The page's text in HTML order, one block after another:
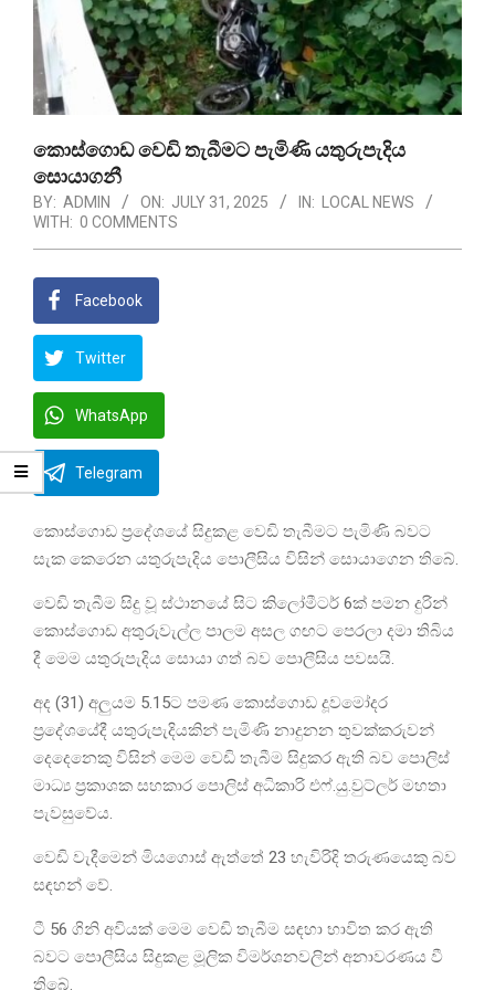
කොස්ගොඩ වෙඩි තැබීමට පැමිණි යතුරුපැදිය
සොයාගනී
BY: ADMIN ON: JULY 31, 2025 IN:
LOCAL NEWS
WITH: 0 COMMENTS
Facebook
Twitter
WhatsApp
Telegram
කොස්ගොඩ ප්‍රදේශයේ සිදුකළ වෙඩි තැබීමට පැමිණි බවට
සැක කෙරෙන යතුරුපැදිය පොලීසිය විසින් සොයාගෙන තිබේ.
වෙඩි තැබීම සිදු වූ ස්ථානයේ සිට කිලෝමීටර් 6ක් පමන දුරින්
කොස්ගොඩ අතුරුවැල්ල පාලම අසල ගඟට පෙරලා දමා තිබිය
දී මෙම යතුරුපැදිය සොයා ගත් බව පොලීසිය පවසයි.
අද (31) අලුයම 5.15ට පමණ කොස්ගොඩ දූවමෝදර
ප්‍රදේශයේදී යතුරුපැදියකින් පැමිණි නාදුනන තුවක්කරුවන්
දෙදෙනෙකු විසින් මෙම වෙඩි තැබීම සිදුකර ඇති බව පොලිස්
මාධ්‍ය ප්‍රකාශක සහකාර පොලිස් අධිකාරි එෆ්.යු.වුට්ලර් මහතා
පැවසුවේය.
වෙඩි වැදීමෙන් මියගොස් ඇත්තේ 23 හැවිරිදි තරුණයෙකු බව
සඳහන් වේ.
ටී 56 ගිනි අවියක් මෙම වෙඩි තැබීම සඳහා භාවිත කර ඇති
බවට පොලීසිය සිදුකළ මූලික විමර්ශනවලින් අනාවරණය වී
තිබේ.